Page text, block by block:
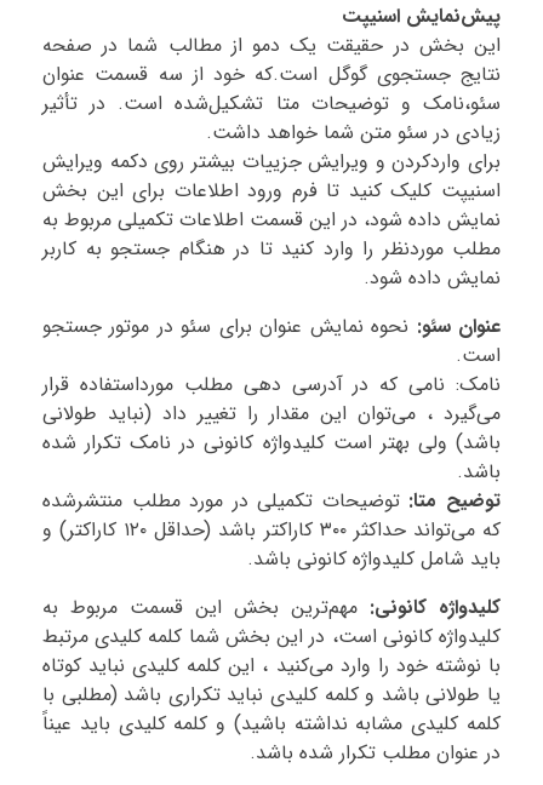
پیش‌نمایش اسنیپت
این بخش در حقیقت یک دمو از مطالب شما در صفحه
نتایج جستجوی گوگل است.که خود از سه قسمت عنوان
سئو،نامک و توضیحات متا تشکیل‌شده است. در تأثیر
زیادی در سئو متن شما خواهد داشت.
برای واردکردن و ویرایش جزییات بیشتر روی دکمه ویرایش
اسنیپت کلیک کنید تا فرم ورود اطلاعات برای این بخش
نمایش داده شود، در این قسمت اطلاعات تکمیلی مربوط به
مطلب موردنظر را وارد کنید تا در هنگام جستجو به کاربر
نمایش داده شود.
عنوان سئو: نحوه نمایش عنوان برای سئو در موتور جستجو
است.
نامک: نامی که در آدرسی دهی مطلب مورداستفاده قرار
می‌گیرد ، می‌توان این مقدار را تغییر داد (نباید طولانی
باشد) ولی بهتر است کلیدواژه کانونی در نامک تکرار شده
باشد.
توضیح متا: توضیحات تکمیلی در مورد مطلب منتشرشده
که می‌تواند حداکثر ۳۰۰ کاراکتر باشد (حداقل ۱۲۰ کاراکتر) و
باید شامل کلیدواژه کانونی باشد.
کلیدواژه کانونی: مهم‌ترین بخش این قسمت مربوط به
کلیدواژه کانونی است، در این بخش شما کلمه کلیدی مرتبط
با نوشته خود را وارد می‌کنید ، این کلمه کلیدی نباید کوتاه
یا طولانی باشد و کلمه کلیدی نباید تکراری باشد (مطلبی با
کلمه کلیدی مشابه نداشته باشید) و کلمه کلیدی باید عیناً
در عنوان مطلب تکرار شده باشد.